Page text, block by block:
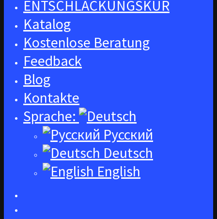
ENTSCHLACKUNGSKUR
Katalog
Kostenlose Beratung
Feedback
Blog
Kontakte
Sprache:
Русский
Deutsch
English